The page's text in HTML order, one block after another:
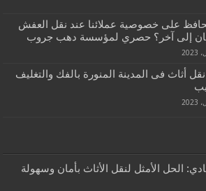
على خصوصية عملائنا عند نقل العفش
إلى آخر؟ حصري لمؤسسة دهب جروب
أثاث فى المدينة المنورة بالفك والتغليف
الحل الأمثل لنقل الأثاث بأمان وسهولة